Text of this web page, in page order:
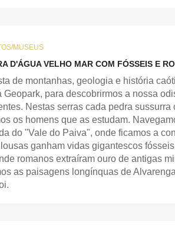
MUSEUS
D'ÁGUA VELHO MAR COM FÓSSEIS E
de montanhas, geologia e história
Geopark, para descobrirmos a nossa
Nestas serras cada pedra
os homens que as estudam.
do "Vale do Paiva", onde ficamos a
ganham vidas gigantescos
romanos extraíram ouro de antigas
as paisagens longínquas de